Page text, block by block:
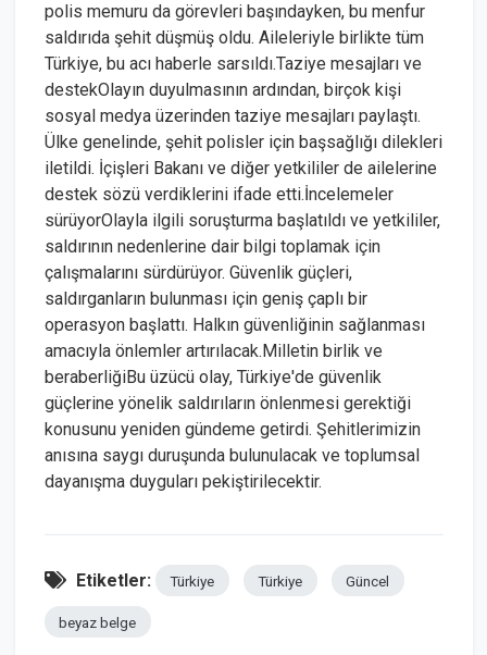
polis memuru da görevleri başındayken, bu menfur
saldırıda şehit düşmüş oldu. Aileleriyle birlikte tüm
Türkiye, bu acı haberle sarsıldı.Taziye mesajları ve
destekOlayın duyulmasının ardından, birçok kişi
sosyal medya üzerinden taziye mesajları paylaştı.
Ülke genelinde, şehit polisler için başsağlığı dilekleri
iletildi. İçişleri Bakanı ve diğer yetkililer de ailelerine
destek sözü verdiklerini ifade etti.İncelemeler
sürüyorOlayla ilgili soruşturma başlatıldı ve yetkililer,
saldırının nedenlerine dair bilgi toplamak için
çalışmalarını sürdürüyor. Güvenlik güçleri,
saldırganların bulunması için geniş çaplı bir
operasyon başlattı. Halkın güvenliğinin sağlanması
amacıyla önlemler artırılacak.Milletin birlik ve
beraberliğiBu üzücü olay, Türkiye'de güvenlik
güçlerine yönelik saldırıların önlenmesi gerektiği
konusunu yeniden gündeme getirdi. Şehitlerimizin
anısına saygı duruşunda bulunulacak ve toplumsal
dayanışma duyguları pekiştirilecektir.
Etiketler: Türkiye Türkiye Güncel
beyaz belge